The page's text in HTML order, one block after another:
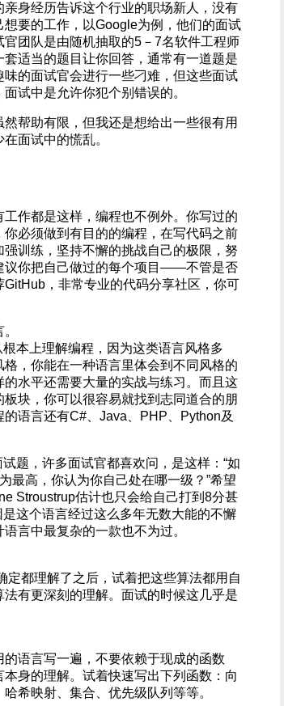
身经历告诉这个行业的职场新人，没有
要的工作，以Google为例，他们的面试
团队是由随机抽取的5－7名软件工程师
适当的题目让你回答，通常有一道题是
的面试官会进行一些刁难，但这些面试
试中是允许你犯个别错误的。
帮助有限，但我还是想给出一些很有用
面试中的慌乱。
作都是这样，编程也不例外。你写过的
必须做到有目的的编程，在写代码之前
训练，坚持不懈的挑战自己的极限，努
议你把自己做过的每个项目——不管是否
，非常专业的代码分享社区，你可
本上理解编程，因为这类语言风格多
，你能在一种语言里体会到不同风格的
水平还需要大量的实战与练习。而且这
块，你可以很容易就找到志同道合的朋
语言还有C#、Java、PHP、Python及
题，许多面试官都喜欢问，是这样：“如
最高，你认为你自己处在哪一级？”希望
Stroustrup估计也只会给自己打到8分甚
这个语言经过这么多年无数大能的不懈
言中最复杂的一款也不为过。
定都理解了之后，试着把这些算法都用自
有更深刻的理解。面试的时候这几乎是
语言写一遍，不要依赖于现成的函数
身的理解。试着快速写出下列函数：向
希映射、集合、优先级队列等等。